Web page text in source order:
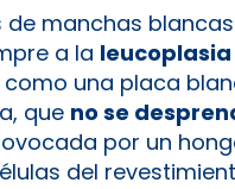
manchas
a la
una placa
que no se
por un
del